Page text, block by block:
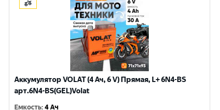
Аккумулятор VOLAT (4 Ач, 6 V) Прямая, L+ 6N4-BS
арт.6N4-BS(GEL)Volat
Емкость:4 Ач